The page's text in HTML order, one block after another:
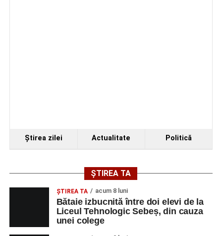
Ştirea zilei Actualitate Politică
ȘTIREA TA
ŞTIREA TA acum 8 luni
Bătaie izbucnită între doi elevi de la
Liceul Tehnologic Sebeș, din cauza
unei colege